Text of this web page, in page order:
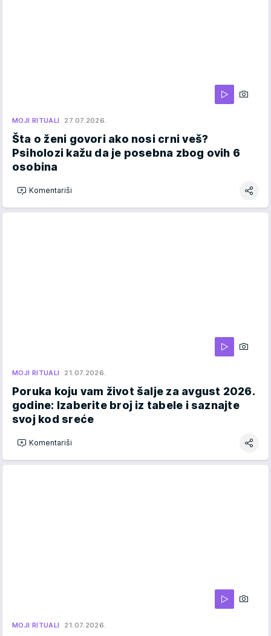
MOJI RITUALI 27.07.2026.
Šta o ženi govori ako nosi crni veš?
Psiholozi kažu da je posebna zbog ovih 6
osobina
Komentariši
MOJI RITUALI 21.07.2026.
Poruka koju vam život šalje za avgust 2026.
godine: Izaberite broj iz tabele i saznajte
svoj kod sreće
Komentariši
MOJI RITUALI 21.07.2026.